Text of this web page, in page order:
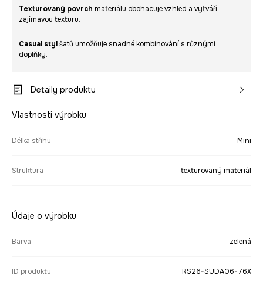
Texturovaný povrch materiálu obohacuje vzhled a vytváří
zajímavou texturu.
Casual stylšatů umožňuje snadné kombinování s různými
doplňky.
Detaily produktu
Vlastnosti výrobku
Délka střihu Mini
Struktura texturovaný materiál
Údaje o výrobku
Barva zelená
ID produktu RS26-SUDA06-76X